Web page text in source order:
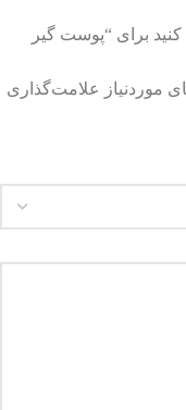
برای “پوست گیر
موردنیاز علامت‌گذاری